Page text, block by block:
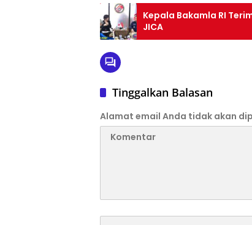
Kepala Bakamla RI
JICA
Tinggalkan Balasan
Alamat email Anda tidak akan